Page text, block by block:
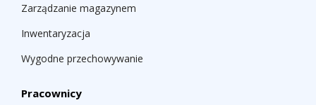
Zarządzanie magazynem
Inwentaryzacja
Wygodne przechowywanie
Pracownicy